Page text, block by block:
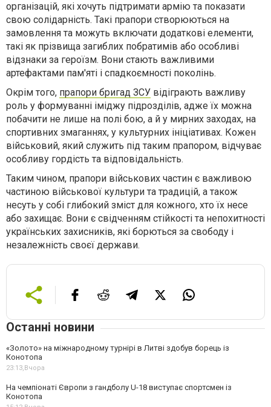
організацій, які хочуть підтримати армію та показати
свою солідарність. Такі прапори створюються на
замовлення та можуть включати додаткові елементи,
такі як прізвища загиблих побратимів або особливі
відзнаки за героїзм. Вони стають важливими
артефактами пам'яті і спадкоємності поколінь.
Окрім того, прапори бригад ЗСУ відіграють важливу
роль у формуванні іміджу підрозділів, адже їх можна
побачити не лише на полі бою, а й у мирних заходах, на
спортивних змаганнях, у культурних ініціативах. Кожен
військовий, який служить під таким прапором, відчуває
особливу гордість та відповідальність.
Таким чином, прапори військових частин є важливою
частиною військової культури та традицій, а також
несуть у собі глибокий зміст для кожного, хто їх несе
або захищає. Вони є свідченням стійкості та непохитності
українських захисників, які борються за свободу і
незалежність своєї держави.
Останні новини
«Золото» на міжнародному турнірі в Литві здобув борець із
Конотопа
23:13, Вчора
На чемпіонаті Європи з гандболу U-18 виступає спортсмен із
Конотопа